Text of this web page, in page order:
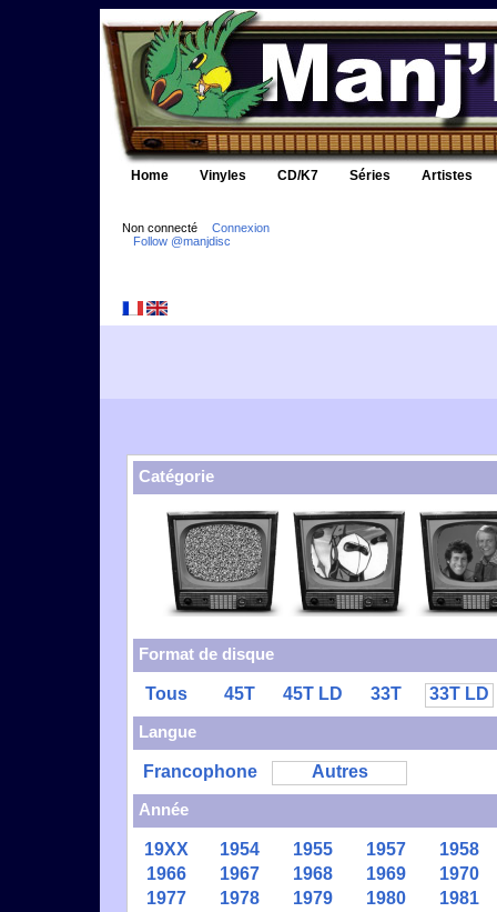
Home Vinyles CD/K7 Séries Artistes
Non connecté
Connexion
Follow @manjdisc
Catégorie
Format de disque
Tous 45T 45T LD 33T
33T LD
Langue
Francophone
Autres
Année
19XX 1954 1955 1957
1958
1966
1967 1968 1969
1970
1977
1978 1979 1980
1981